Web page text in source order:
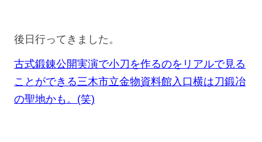
後日行ってきました。
古式鍛錬公開実演で小刀を作るのをリアルで見る
ことができる三木市立金物資料館入口横は刀鍛冶
の聖地かも。(笑)